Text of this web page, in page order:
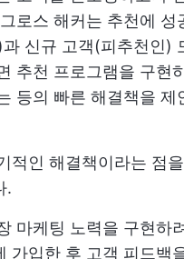
로스 해커는 추천에 성
신규 고객(피추천인)
추천 프로그램을 구현
등의 빠른 해결책을 제
적인 해결책이라는 점
.
마케팅 노력을 구현하
가입한 후 고객 피드백